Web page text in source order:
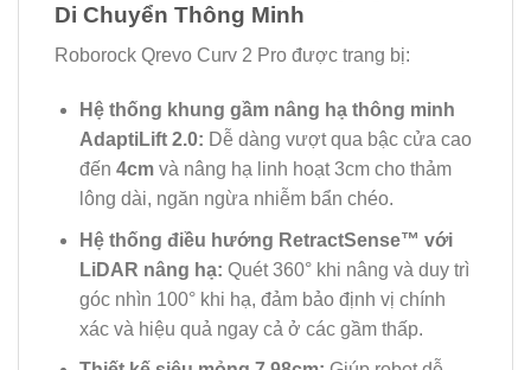
Di Chuyển Thông Minh
Roborock Qrevo Curv 2 Pro được trang bị:
Hệ thống khung gầm nâng hạ thông minh
AdaptiLift 2.0: Dễ dàng vượt qua bậc cửa cao
đến 4cmvà nâng hạ linh hoạt 3cm cho thảm
lông dài, ngăn ngừa nhiễm bẩn chéo.
Hệ thống điều hướng RetractSense™ với
LiDAR nâng hạ: Quét 360° khi nâng và duy trì
góc nhìn 100° khi hạ, đảm bảo định vị chính
xác và hiệu quả ngay cả ở các gầm thấp.